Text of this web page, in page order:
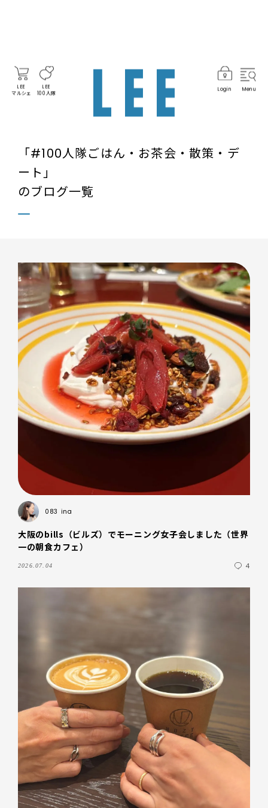
LEE
マルシェ
LEE
100人隊
Login Menu
「#100人隊ごはん・お茶会・散策・デ
ート」
のブログ一覧
083 ina
大阪のbills（ビルズ）でモーニング女子会しました（世界
一の朝食カフェ）
2026.07.04 4